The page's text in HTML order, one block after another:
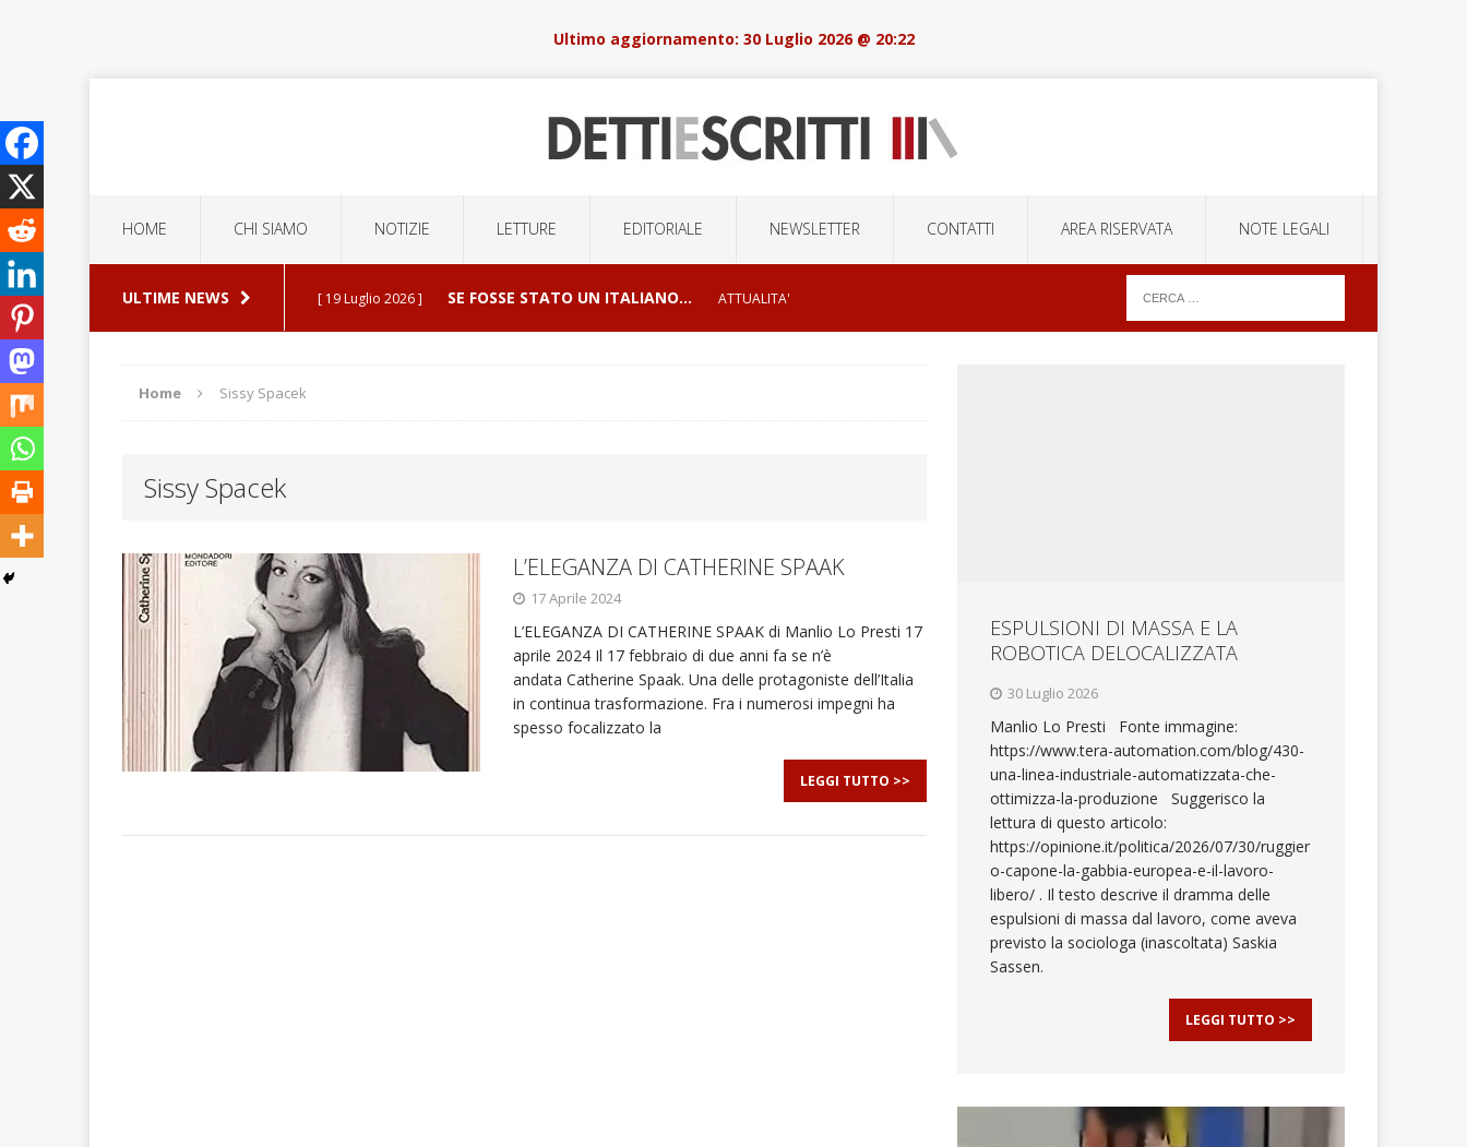
30 Luglio 2026 @ 20:22
HOME CHI SIAMO NOTIZIE LETTURE EDITORIALE NEWSLETTER CONTATTI AREA RISERVATA NOTE LEGALI
ULTIME NEWS [ 19 Luglio 2026 ] SE FOSSE STATO UN ITALIANO… ATTUALITA'
[ 5 Luglio 2026 ] ERRORI E ORRORI DELLE GUERRE CONFLITTI GEOPOLITICI
Home Sissy Spacek
Sissy Spacek
L’ELEGANZA DI CATHERINE SPAAK
17 Aprile 2024
L’ELEGANZA DI CATHERINE SPAAK di Manlio Lo Presti 17
aprile 2024 Il 17 febbraio di due anni fa se n’è
andata Catherine Spaak. Una delle protagoniste dell’Italia
in continua trasformazione. Fra i numerosi impegni ha
spesso focalizzato la
LEGGI TUTTO >>
ESPULSIONI DI MASSA E LA
ROBOTICA DELOCALIZZATA
30 Luglio 2026
Manlio Lo Presti Fonte immagine:
https://www.tera-automation.com/blog/430-
una-linea-industriale-automatizzata-che-
ottimizza-la-produzione Suggerisco la
lettura di questo articolo:
https://opinione.it/politica/2026/07/30/ruggier
o-capone-la-gabbia-europea-e-il-lavoro-
libero/ . Il testo descrive il dramma delle
espulsioni di massa dal lavoro, come aveva
previsto la sociologa (inascoltata) Saskia
Sassen.
LEGGI TUTTO >>